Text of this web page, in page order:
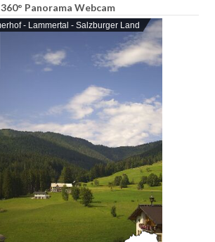
360° Panorama Webcam
- Lammertal - Salzburger Land